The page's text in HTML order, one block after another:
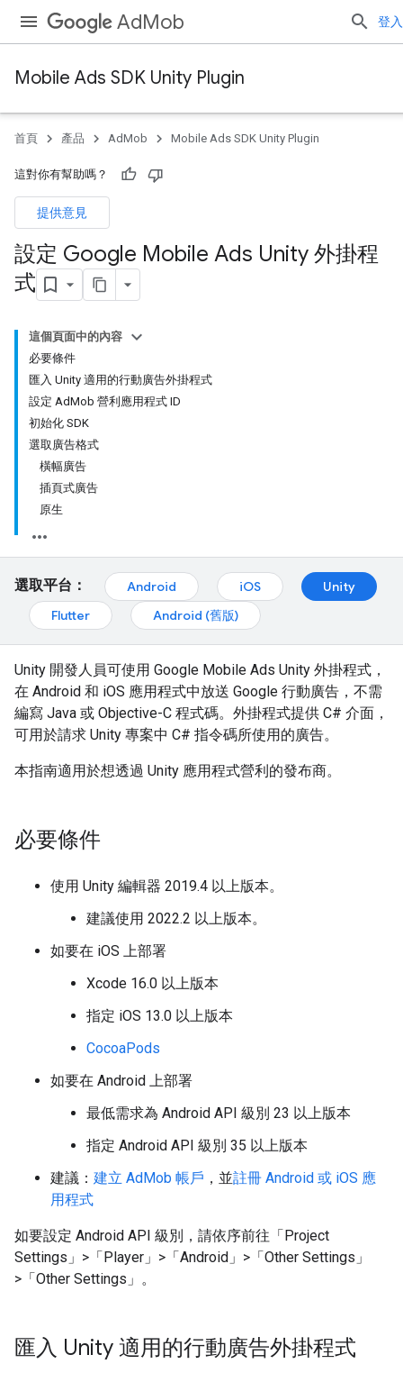
AdMob 登入
Mobile Ads SDK Unity Plugin
首頁 產品 AdMob Mobile Ads SDK Unity Plugin
這對你有幫助嗎？
提供意見
設定 Google Mobile Ads Unity 外掛程
式
這個頁面中的內容
必要條件
匯入 Unity 適用的行動廣告外掛程式
設定 AdMob 營利應用程式 ID
初始化 SDK
選取廣告格式
橫幅廣告
插頁式廣告
原生
選取平台： Android iOS
Unity
Flutter
Android (舊版)
Unity 開發人員可使用 Google Mobile Ads Unity 外掛程式，
在 Android 和 iOS 應用程式中放送 Google 行動廣告，不需
編寫 Java 或 Objective-C 程式碼。外掛程式提供 C# 介面，
可用於請求 Unity 專案中 C# 指令碼所使用的廣告。
本指南適用於想透過 Unity 應用程式營利的發布商。
必要條件
使用 Unity 編輯器 2019.4 以上版本。
建議使用 2022.2 以上版本。
如要在 iOS 上部署
Xcode 16.0 以上版本
指定 iOS 13.0 以上版本
CocoaPods
如要在 Android 上部署
最低需求為 Android API 級別 23 以上版本
指定 Android API 級別 35 以上版本
建議： 建立 AdMob 帳戶 ，並註冊 Android 或 iOS 應
用程式
如要設定 Android API 級別，請依序前往「Project
Settings」>「Player」>「Android」>「Other Settings」
>「Other Settings」 。
匯入 Unity 適用的行動廣告外掛程式